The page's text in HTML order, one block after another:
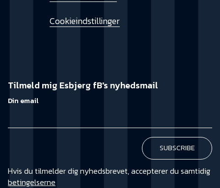
Cookieindstillinger
Tilmeld mig Esbjerg fB's nyhedsmail
Din email
Hvis du tilmelder dig nyhedsbrevet, accepterer du samtidig
betingelserne